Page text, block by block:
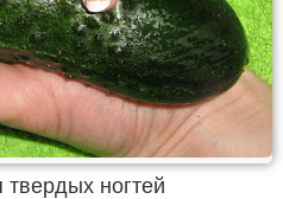
твердых ногтей